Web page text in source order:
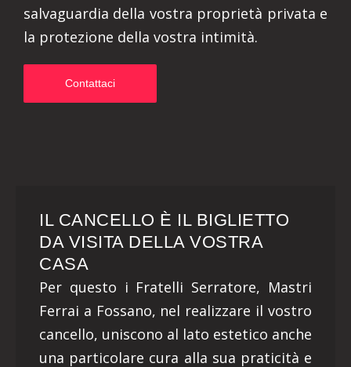
salvaguardia della vostra proprietà privata e
la protezione della vostra intimità.
Contattaci
IL CANCELLO È IL BIGLIETTO
DA VISITA DELLA VOSTRA
CASA
Per questo i Fratelli Serratore, Mastri
Ferrai a Fossano, nel realizzare il vostro
cancello, uniscono al lato estetico anche
una particolare cura alla sua praticità e